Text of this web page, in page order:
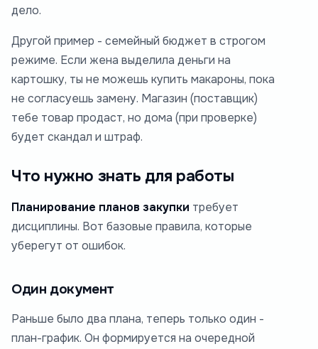
дело.
Другой пример - семейный бюджет в строгом
режиме. Если жена выделила деньги на
картошку, ты не можешь купить макароны, пока
не согласуешь замену. Магазин (поставщик)
тебе товар продаст, но дома (при проверке)
будет скандал и штраф.
Что нужно знать для работы
Планирование планов закупки требует
дисциплины. Вот базовые правила, которые
уберегут от ошибок.
Один документ
Раньше было два плана, теперь только один -
план-график. Он формируется на очередной